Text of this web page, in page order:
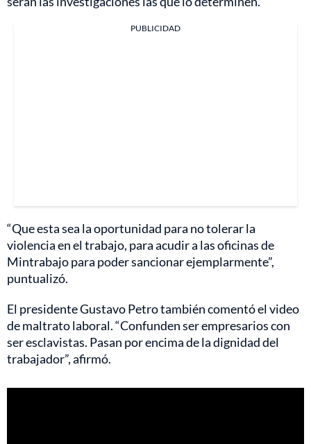
PUBLICIDAD
“Que esta sea la oportunidad para no tolerar la
violencia en el trabajo, para acudir a las oficinas de
Mintrabajo para poder sancionar ejemplarmente”,
puntualizó.
El presidente Gustavo Petro también comentó el video
de maltrato laboral. “Confunden ser empresarios con
ser esclavistas. Pasan por encima de la dignidad del
trabajador”, afirmó.